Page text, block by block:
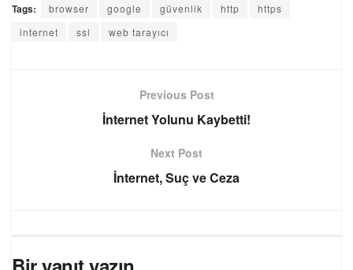
Tags: browser google güvenlik http
https
internet
ssl web tarayıcı
Previous Post
İnternet Yolunu Kaybetti!
Next Post
İnternet, Suç ve Ceza